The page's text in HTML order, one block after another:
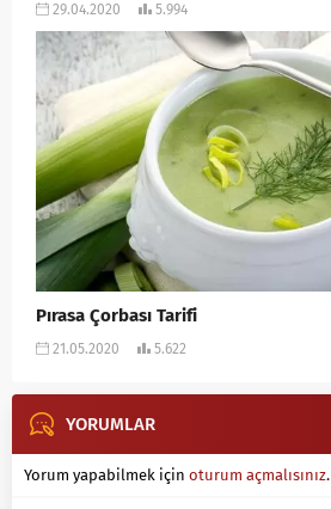
29.04.2020 5.994
Pırasa Çorbası Tarifi
21.05.2020 5.622
YORUMLAR
Yorum yapabilmek için oturum açmalısınız.